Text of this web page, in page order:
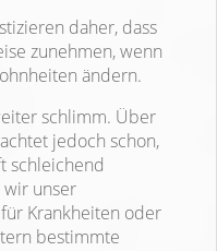
daher, dass
zunehmen, wenn
ändern.
schlimm. Über
jedoch schon,
schleichend
wir unser
Krankheiten oder
bestimmte